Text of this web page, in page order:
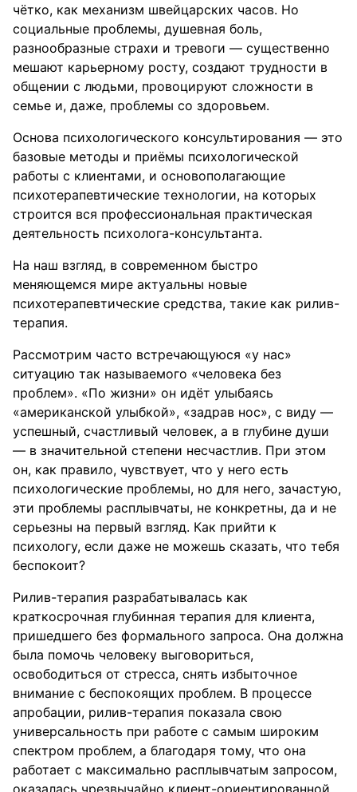
чётко, как механизм швейцарских часов. Но
социальные проблемы, душевная боль,
разнообразные страхи и тревоги — существенно
мешают карьерному росту, создают трудности в
общении с людьми, провоцируют сложности в
семье и, даже, проблемы со здоровьем.
Основа психологического консультирования — это
базовые методы и приёмы психологической
работы с клиентами, и основополагающие
психотерапевтические технологии, на которых
строится вся профессиональная практическая
деятельность психолога-консультанта.
На наш взгляд, в современном быстро
меняющемся мире актуальны новые
психотерапевтические средства, такие как рилив-
терапия.
Рассмотрим часто встречающуюся «у нас»
ситуацию так называемого «человека без
проблем». «По жизни» он идёт улыбаясь
«американской улыбкой», «задрав нос», с виду —
успешный, счастливый человек, а в глубине души
— в значительной степени несчастлив. При этом
он, как правило, чувствует, что у него есть
психологические проблемы, но для него, зачастую,
эти проблемы расплывчаты, не конкретны, да и не
серьезны на первый взгляд. Как прийти к
психологу, если даже не можешь сказать, что тебя
беспокоит?
Рилив-терапия разрабатывалась как
краткосрочная глубинная терапия для клиента,
пришедшего без формального запроса. Она должна
была помочь человеку выговориться,
освободиться от стресса, снять избыточное
внимание с беспокоящих проблем. В процессе
апробации, рилив-терапия показала свою
универсальность при работе с самым широким
спектром проблем, а благодаря тому, что она
работает с максимально расплывчатым запросом,
оказалась чрезвычайно клиент-ориентированной.